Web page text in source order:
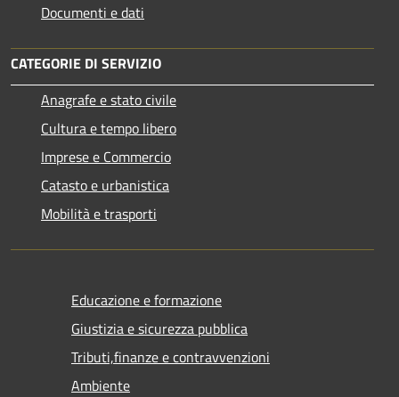
Documenti e dati
CATEGORIE DI SERVIZIO
Anagrafe e stato civile
Cultura e tempo libero
Imprese e Commercio
Catasto e urbanistica
Mobilità e trasporti
Educazione e formazione
Giustizia e sicurezza pubblica
Tributi,finanze e contravvenzioni
Ambiente